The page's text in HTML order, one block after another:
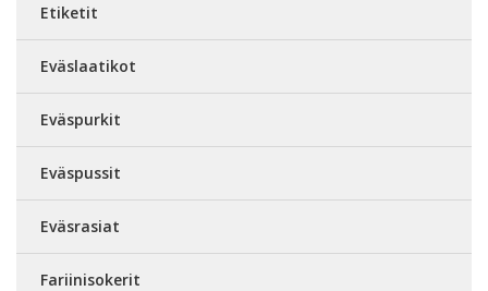
Etiketit
Eväslaatikot
Eväspurkit
Eväspussit
Eväsrasiat
Fariinisokerit